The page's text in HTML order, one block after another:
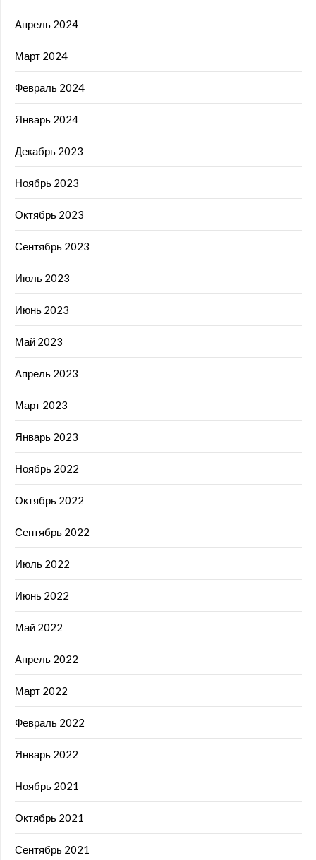
Апрель 2024
Март 2024
Февраль 2024
Январь 2024
Декабрь 2023
Ноябрь 2023
Октябрь 2023
Сентябрь 2023
Июль 2023
Июнь 2023
Май 2023
Апрель 2023
Март 2023
Январь 2023
Ноябрь 2022
Октябрь 2022
Сентябрь 2022
Июль 2022
Июнь 2022
Май 2022
Апрель 2022
Март 2022
Февраль 2022
Январь 2022
Ноябрь 2021
Октябрь 2021
Сентябрь 2021